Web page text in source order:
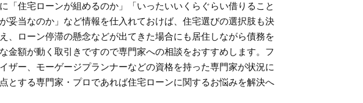
「住宅ローンが組めるのか」「いったいいくらぐらい借りること
妥当なのか」など情報を仕入れておけば、住宅選びの選択肢も決
、ローン停滞の懸念などが出てきた場合にも居住しながら債務を
金額が動く取引きですので専門家への相談をおすすめします。フ
ザー、モーゲージプランナーなどの資格を持った専門家が状況に
とする専門家・プロであれば住宅ローンに関するお悩みを解決へ